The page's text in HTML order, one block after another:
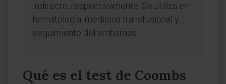
indirecto, respectivamente. Se utiliza en
hematología, medicina transfusional y
seguimiento del embarazo.
Qué es el test de Coombs